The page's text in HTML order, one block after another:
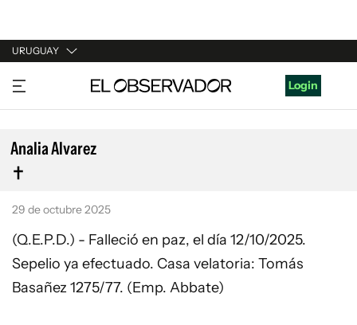
URUGUAY
URUGUAY
ARGENTINA
ESPAÑA
ESTADOS UNIDOS
Login
Analia Alvarez
29 de octubre 2025
(Q.E.P.D.) - Falleció en paz, el día 12/10/2025.
Sepelio ya efectuado. Casa velatoria: Tomás
Basañez 1275/77. (Emp. Abbate)